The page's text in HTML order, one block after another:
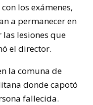
los exámenes,
a permanecer en
lesiones que
el director.
la comuna de
donde capotó
fallecida.